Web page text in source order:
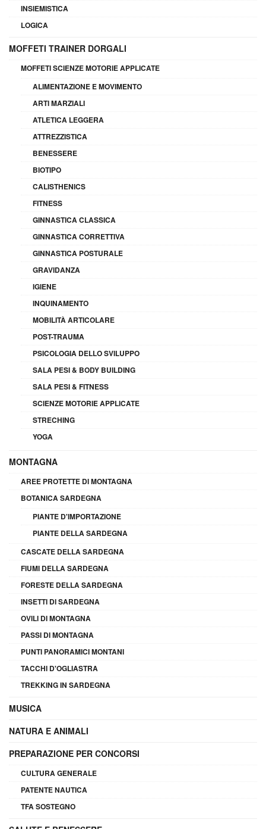
INSIEMISTICA
LOGICA
MOFFETI TRAINER DORGALI
MOFFETI SCIENZE MOTORIE APPLICATE
ALIMENTAZIONE E MOVIMENTO
ARTI MARZIALI
ATLETICA LEGGERA
ATTREZZISTICA
BENESSERE
BIOTIPO
CALISTHENICS
FITNESS
GINNASTICA CLASSICA
GINNASTICA CORRETTIVA
GINNASTICA POSTURALE
GRAVIDANZA
IGIENE
INQUINAMENTO
MOBILITÀ ARTICOLARE
POST-TRAUMA
PSICOLOGIA DELLO SVILUPPO
SALA PESI & BODY BUILDING
SALA PESI & FITNESS
SCIENZE MOTORIE APPLICATE
STRECHING
YOGA
MONTAGNA
AREE PROTETTE DI MONTAGNA
BOTANICA SARDEGNA
PIANTE D'IMPORTAZIONE
PIANTE DELLA SARDEGNA
CASCATE DELLA SARDEGNA
FIUMI DELLA SARDEGNA
FORESTE DELLA SARDEGNA
INSETTI DI SARDEGNA
OVILI DI MONTAGNA
PASSI DI MONTAGNA
PUNTI PANORAMICI MONTANI
TACCHI D'OGLIASTRA
TREKKING IN SARDEGNA
MUSICA
NATURA E ANIMALI
PREPARAZIONE PER CONCORSI
CULTURA GENERALE
PATENTE NAUTICA
TFA SOSTEGNO